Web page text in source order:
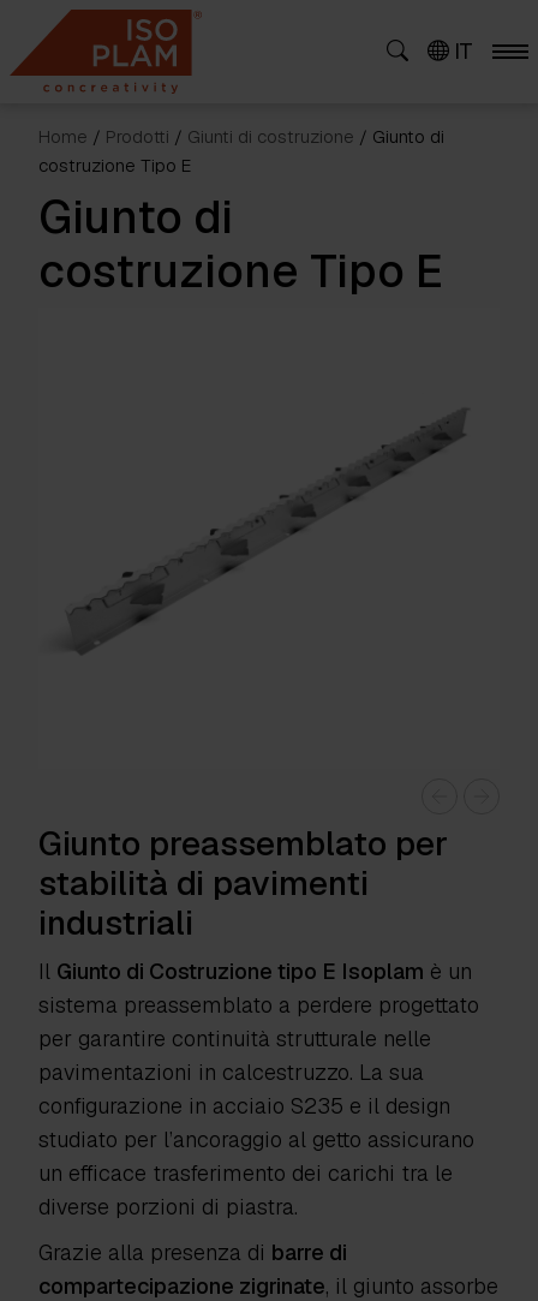
content
IT
Home / Prodotti / Giunti di costruzione / Giunto di
costruzione Tipo E
Giunto di
costruzione Tipo E
Giunto preassemblato per
stabilità di pavimenti
industriali
Il Giunto di Costruzione tipo E Isoplam è un
sistema preassemblato a perdere progettato
per garantire continuità strutturale nelle
pavimentazioni in calcestruzzo. La sua
configurazione in acciaio S235 e il design
studiato per l’ancoraggio al getto assicurano
un efficace trasferimento dei carichi tra le
diverse porzioni di piastra.
Grazie alla presenza di barre di
compartecipazione zigrinate, il giunto assorbe